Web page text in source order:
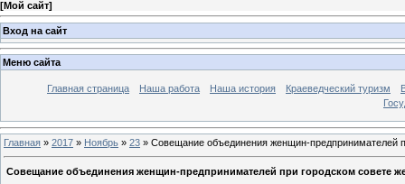
[Мой сайт]
Вход на сайт
Меню сайта
Главная страница Наша работа Наша история Краеведческий туризм
Главная » 2017 » Ноябрь » 23 » Совещание объединения женщин-предпринимателей
Совещание объединения женщин-предпринимателей при городском совете